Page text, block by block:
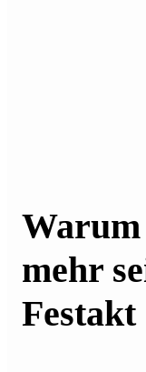
mehr
Festakt